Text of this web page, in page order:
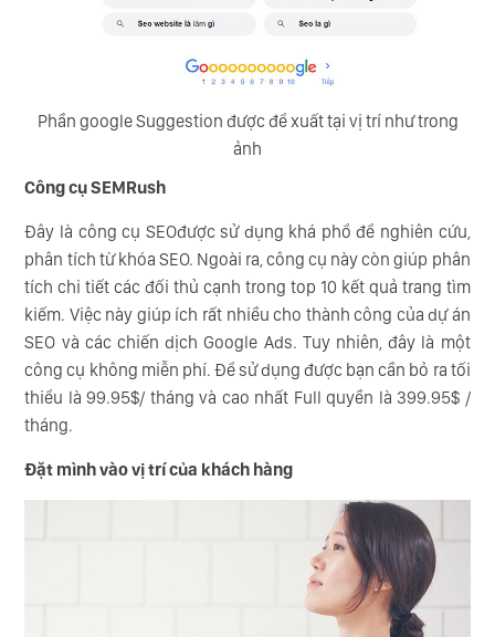
Phần google Suggestion được để xuất tại vị trí như trong
ảnh
Công cụ SEMRush
Đây là công cụ SEOđược sử dụng khá phổ để nghiên cứu,
phân tích từ khóa SEO. Ngoài ra, công cụ này còn giúp phân
tích chi tiết các đối thủ cạnh trong top 10 kết quả trang tìm
kiếm. Việc này giúp ích rất nhiều cho thành công của dự án
SEO và các chiến dịch Google Ads. Tuy nhiên, đây là một
công cụ không miễn phí. Để sử dụng được bạn cần bỏ ra tối
thiểu là 99.95$/ tháng và cao nhất Full quyền là 399.95$ /
tháng.
Đặt mình vào vị trí của khách hàng